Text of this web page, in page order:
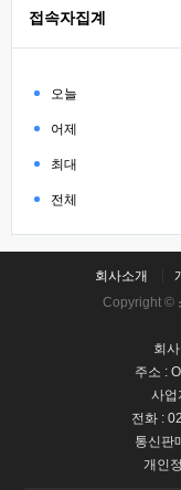
접속자집계
오늘
어제
최대
전체
회사소개
Copyright ©
회
주소 :
사업
전화 :
통신판
개인